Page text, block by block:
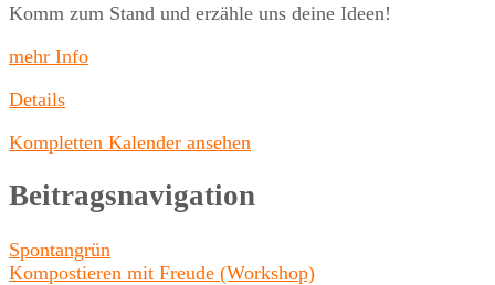
Komm zum Stand und erzähle uns deine Ideen!
mehr Info
Details
Kompletten Kalender ansehen
Beitragsnavigation
Spontangrün
Kompostieren mit Freude (Workshop)